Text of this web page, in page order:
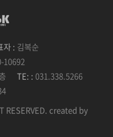
자 : 김복순
10692
TE: : 031.338.5266
RESERVED. created by